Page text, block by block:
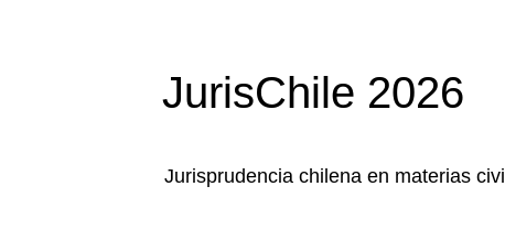
JurisChile 2026
Jurisprudencia chilena en materias